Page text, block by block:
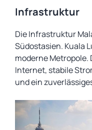
Infrastruktur
Die Infrastruktur
Südostasien. Kuala
moderne
Internet, stabile
und ein